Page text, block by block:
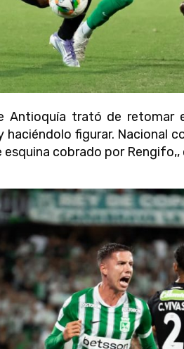
Antioquía trató de
haciéndolo figurar. Nacional
cobrado por Rengifo,,